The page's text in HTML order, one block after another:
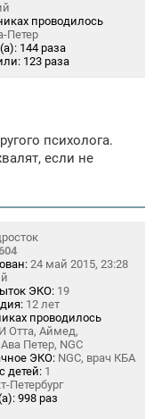
проводилось
Петер
144 раза
123 раза
психолога.
если не
24 май 2015, 23:28
ЭКО: 19
12 лет
проводилось
Отта, Аймед,
Петер, NGC
ЭКО: NGC, врач КБА
детей: 1
Петербург
998 раз